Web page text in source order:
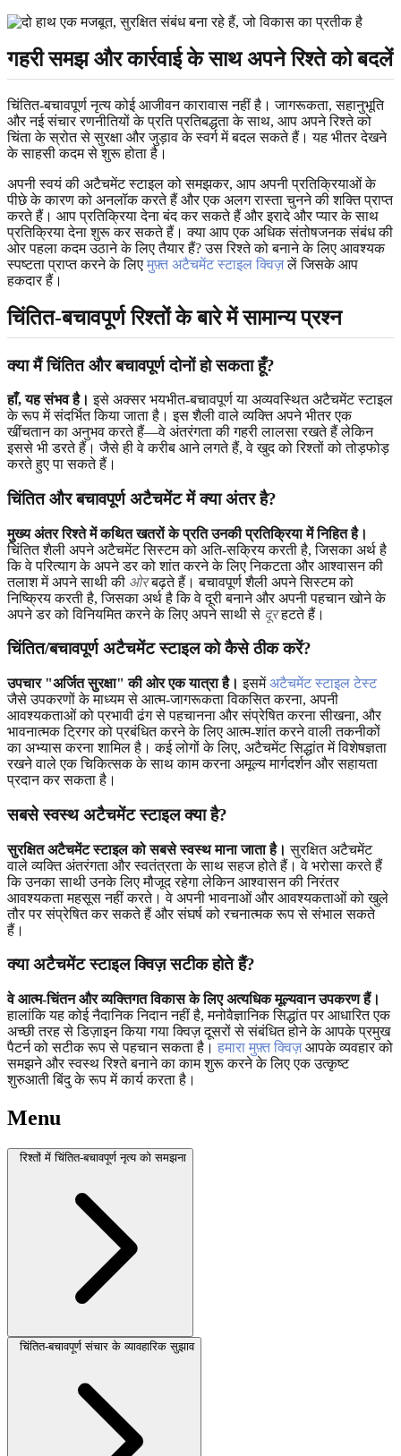
गहरी समझ और कार्रवाई के साथ अपने रिश्ते को बदलें
चिंतित-बचावपूर्ण नृत्य कोई आजीवन कारावास नहीं है। जागरूकता, सहानुभूति
और नई संचार रणनीतियों के प्रति प्रतिबद्धता के साथ, आप अपने रिश्ते को
चिंता के स्रोत से सुरक्षा और जुड़ाव के स्वर्ग में बदल सकते हैं। यह भीतर देखने
के साहसी कदम से शुरू होता है।
अपनी स्वयं की अटैचमेंट स्टाइल को समझकर, आप अपनी प्रतिक्रियाओं के
पीछे के कारण को अनलॉक करते हैं और एक अलग रास्ता चुनने की शक्ति प्राप्त
करते हैं। आप प्रतिक्रिया देना बंद कर सकते हैं और इरादे और प्यार के साथ
प्रतिक्रिया देना शुरू कर सकते हैं। क्या आप एक अधिक संतोषजनक संबंध की
ओर पहला कदम उठाने के लिए तैयार हैं? उस रिश्ते को बनाने के लिए आवश्यक
स्पष्टता प्राप्त करने के लिए मुफ़्त अटैचमेंट स्टाइल क्विज़लें जिसके आप
हकदार हैं।
चिंतित-बचावपूर्ण रिश्तों के बारे में सामान्य प्रश्न
क्या मैं चिंतित और बचावपूर्ण दोनों हो सकता हूँ?
हाँ, यह संभव है। इसे अक्सर भयभीत-बचावपूर्ण या अव्यवस्थित अटैचमेंट स्टाइल
के रूप में संदर्भित किया जाता है। इस शैली वाले व्यक्ति अपने भीतर एक
खींचतान का अनुभव करते हैं—वे अंतरंगता की गहरी लालसा रखते हैं लेकिन
इससे भी डरते हैं। जैसे ही वे करीब आने लगते हैं, वे खुद को रिश्तों को तोड़फोड़
करते हुए पा सकते हैं।
चिंतित और बचावपूर्ण अटैचमेंट में क्या अंतर है?
मुख्य अंतर रिश्ते में कथित खतरों के प्रति उनकी प्रतिक्रिया में निहित है।
चिंतित शैली अपने अटैचमेंट सिस्टम को अति-सक्रिय करती है, जिसका अर्थ है
कि वे परित्याग के अपने डर को शांत करने के लिए निकटता और आश्वासन की
तलाश में अपने साथी की ओरबढ़ते हैं। बचावपूर्ण शैली अपने सिस्टम को
निष्क्रिय करती है, जिसका अर्थ है कि वे दूरी बनाने और अपनी पहचान खोने के
अपने डर को विनियमित करने के लिए अपने साथी से दूरहटते हैं।
चिंतित/बचावपूर्ण अटैचमेंट स्टाइल को कैसे ठीक करें?
उपचार "अर्जित सुरक्षा" की ओर एक यात्रा है। इसमेंअटैचमेंट स्टाइल टेस्ट
जैसे उपकरणों के माध्यम से आत्म-जागरूकता विकसित करना, अपनी
आवश्यकताओं को प्रभावी ढंग से पहचानना और संप्रेषित करना सीखना, और
भावनात्मक ट्रिगर को प्रबंधित करने के लिए आत्म-शांत करने वाली तकनीकों
का अभ्यास करना शामिल है। कई लोगों के लिए, अटैचमेंट सिद्धांत में विशेषज्ञता
रखने वाले एक चिकित्सक के साथ काम करना अमूल्य मार्गदर्शन और सहायता
प्रदान कर सकता है।
सबसे स्वस्थ अटैचमेंट स्टाइल क्या है?
सुरक्षित अटैचमेंट स्टाइल को सबसे स्वस्थ माना जाता है। सुरक्षित अटैचमेंट
वाले व्यक्ति अंतरंगता और स्वतंत्रता के साथ सहज होते हैं। वे भरोसा करते हैं
कि उनका साथी उनके लिए मौजूद रहेगा लेकिन आश्वासन की निरंतर
आवश्यकता महसूस नहीं करते। वे अपनी भावनाओं और आवश्यकताओं को खुले
तौर पर संप्रेषित कर सकते हैं और संघर्ष को रचनात्मक रूप से संभाल सकते
हैं।
क्या अटैचमेंट स्टाइल क्विज़ सटीक होते हैं?
वे आत्म-चिंतन और व्यक्तिगत विकास के लिए अत्यधिक मूल्यवान उपकरण हैं।
हालांकि यह कोई नैदानिक ​​निदान नहीं है, मनोवैज्ञानिक सिद्धांत पर आधारित एक
अच्छी तरह से डिज़ाइन किया गया क्विज़ दूसरों से संबंधित होने के आपके प्रमुख
पैटर्न को सटीक रूप से पहचान सकता है। हमारा मुफ़्त क्विज़आपके व्यवहार को
समझने और स्वस्थ रिश्ते बनाने का काम शुरू करने के लिए एक उत्कृष्ट
शुरुआती बिंदु के रूप में कार्य करता है।
Menu
रिश्तों में चिंतित-बचावपूर्ण नृत्य को समझना
चिंतित-बचावपूर्ण संचार के व्यावहारिक सुझाव